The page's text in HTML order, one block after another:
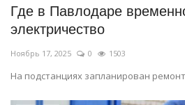
Где в Павлодаре
электричество
Ноябрь 17, 2025 0 1503
На подстанциях запланирован